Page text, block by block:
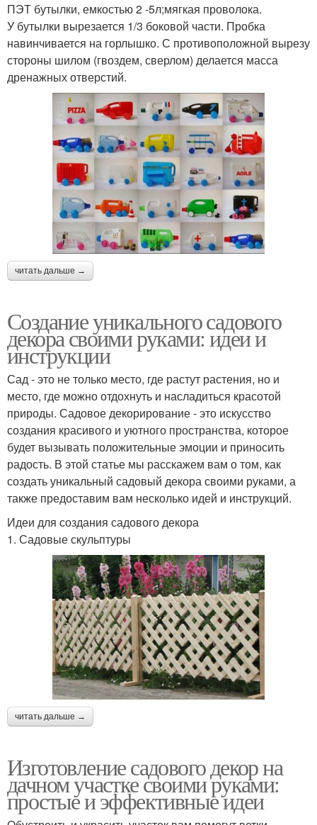
ПЭТ бутылки, емкостью 2 -5л;мягкая проволока.
У бутылки вырезается 1/3 боковой части. Пробка
навинчивается на горлышко. С противоположной вырезу
стороны шилом (гвоздем, сверлом) делается масса
дренажных отверстий.
читать дальше →
Создание уникального садового
декора своими руками: идеи и
инструкции
Сад - это не только место, где растут растения, но и
место, где можно отдохнуть и насладиться красотой
природы. Садовое декорирование - это искусство
создания красивого и уютного пространства, которое
будет вызывать положительные эмоции и приносить
радость. В этой статье мы расскажем вам о том, как
создать уникальный садовый декора своими руками, а
также предоставим вам несколько идей и инструкций.
Идеи для создания садового декора
1. Садовые скульптуры
читать дальше →
Изготовление садового декор на
дачном участке своими руками:
простые и эффективные идеи